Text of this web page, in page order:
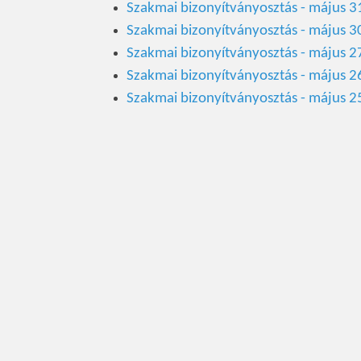
Szakmai bizonyítványosztás - május
Szakmai bizonyítványosztás - május
Szakmai bizonyítványosztás - május
Szakmai bizonyítványosztás - május
Szakmai bizonyítványosztás - május